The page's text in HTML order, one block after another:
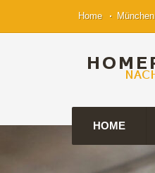
Home München
HOME